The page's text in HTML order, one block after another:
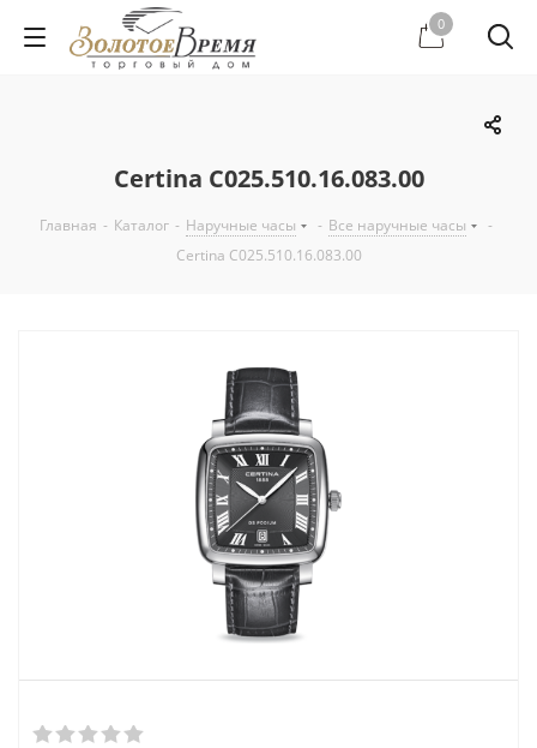
0
Certina C025.510.16.083.00
Главная - Каталог - Наручные часы - Все наручные часы
-
Certina C025.510.16.083.00